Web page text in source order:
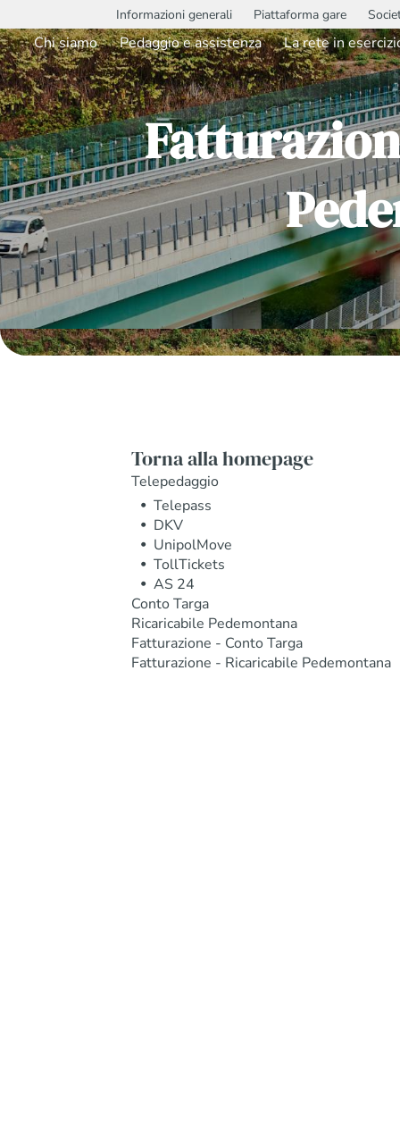
Informazioni generali Piattaforma gare
Chi siamo Pedaggio e assistenza La rete in
Torna alla homepage
Telepedaggio
Telepass
DKV
UnipolMove
TollTickets
AS 24
Conto Targa
Ricaricabile Pedemontana
Fatturazione - Conto Targa
Fatturazione - Ricaricabile Pedemontana